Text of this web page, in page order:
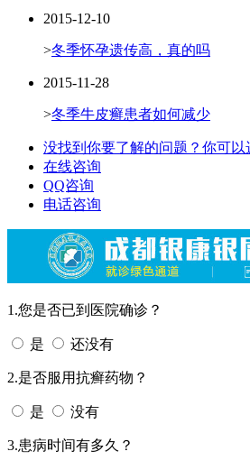
2015-12-10
>冬季怀孕遗传高，真的吗
2015-11-28
>冬季牛皮癣患者如何减少
没找到你要了解的问题？你可以
在线咨询
QQ咨询
电话咨询
1.您是否已到医院确诊？
是 还没有
2.是否服用抗癣药物？
是 没有
3.患病时间有多久？